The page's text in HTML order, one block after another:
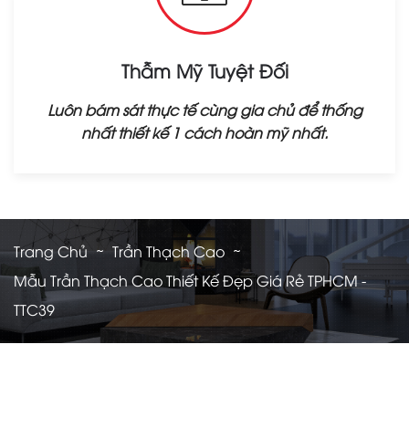
Thẫm Mỹ Tuyệt Đối
Luôn bám sát thực tế cùng gia chủ để thống
nhất thiết kế 1 cách hoàn mỹ nhất.
Trang Chủ
Trần Thạch Cao
Mẫu Trần Thạch Cao Thiết Kế Đẹp Giá Rẻ TPHCM -
TTC39